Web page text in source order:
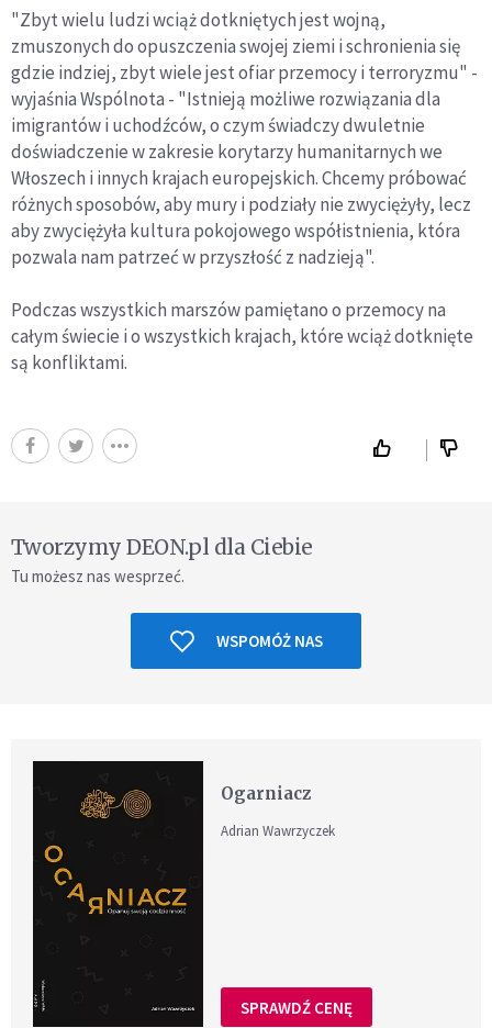
"Zbyt wielu ludzi wciąż dotkniętych jest wojną,
zmuszonych do opuszczenia swojej ziemi i schronienia się
gdzie indziej, zbyt wiele jest ofiar przemocy i terroryzmu" -
wyjaśnia Wspólnota - "Istnieją możliwe rozwiązania dla
imigrantów i uchodźców, o czym świadczy dwuletnie
doświadczenie w zakresie korytarzy humanitarnych we
Włoszech i innych krajach europejskich. Chcemy próbować
różnych sposobów, aby mury i podziały nie zwyciężyły, lecz
aby zwyciężyła kultura pokojowego współistnienia, która
pozwala nam patrzeć w przyszłość z nadzieją".
Podczas wszystkich marszów pamiętano o przemocy na
całym świecie i o wszystkich krajach, które wciąż dotknięte
są konfliktami.
Tworzymy DEON.pl dla Ciebie
Tu możesz nas wesprzeć.
WSPOMÓŻ NAS
Ogarniacz
Adrian Wawrzyczek
SPRAWDŹ CENĘ